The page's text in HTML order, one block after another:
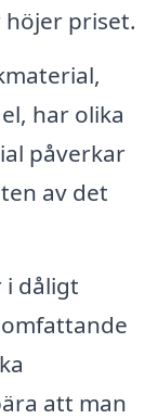
priset.
har olika
påverkar
av det
i dåligt
att man